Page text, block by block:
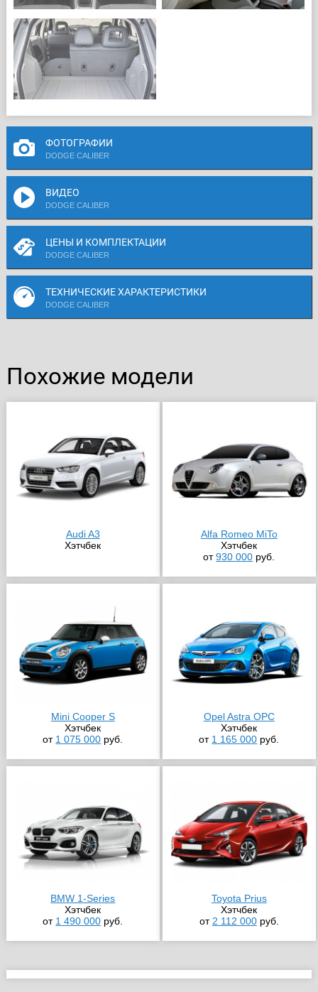
ФОТОГРАФИИ
DODGE CALIBER
ВИДЕО
DODGE CALIBER
ЦЕНЫ И КОМПЛЕКТАЦИИ
DODGE CALIBER
ТЕХНИЧЕСКИЕ ХАРАКТЕРИСТИКИ
DODGE CALIBER
Похожие модели
Audi A3
Хэтчбек
Alfa Romeo MiTo
Хэтчбек
от930 000 руб.
Mini Cooper S
Хэтчбек
от 1 075 000 руб.
Opel Astra OPC
Хэтчбек
от 1 165 000 руб.
BMW 1-Series
Хэтчбек
от 1 490 000 руб.
Toyota Prius
Хэтчбек
от2 112 000руб.